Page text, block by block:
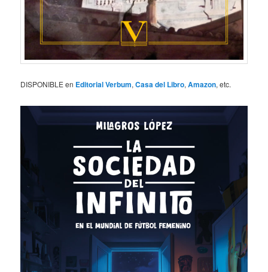
DISPONIBLE en Editorial Verbum,Casa del Libro,Amazon, etc.